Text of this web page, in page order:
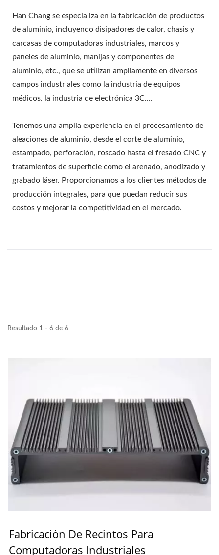
Han Chang se especializa en la fabricación de productos
de aluminio, incluyendo disipadores de calor, chasis y
carcasas de computadoras industriales, marcos y
paneles de aluminio, manijas y componentes de
aluminio, etc., que se utilizan ampliamente en diversos
campos industriales como la industria de equipos
médicos, la industria de electrónica 3C....
Tenemos una amplia experiencia en el procesamiento de
aleaciones de aluminio, desde el corte de aluminio,
estampado, perforación, roscado hasta el fresado CNC y
tratamientos de superficie como el arenado, anodizado y
grabado láser. Proporcionamos a los clientes métodos de
producción integrales, para que puedan reducir sus
costos y mejorar la competitividad en el mercado.
Resultado 1 - 6 de 6
Fabricación De Recintos Para
Computadoras Industriales